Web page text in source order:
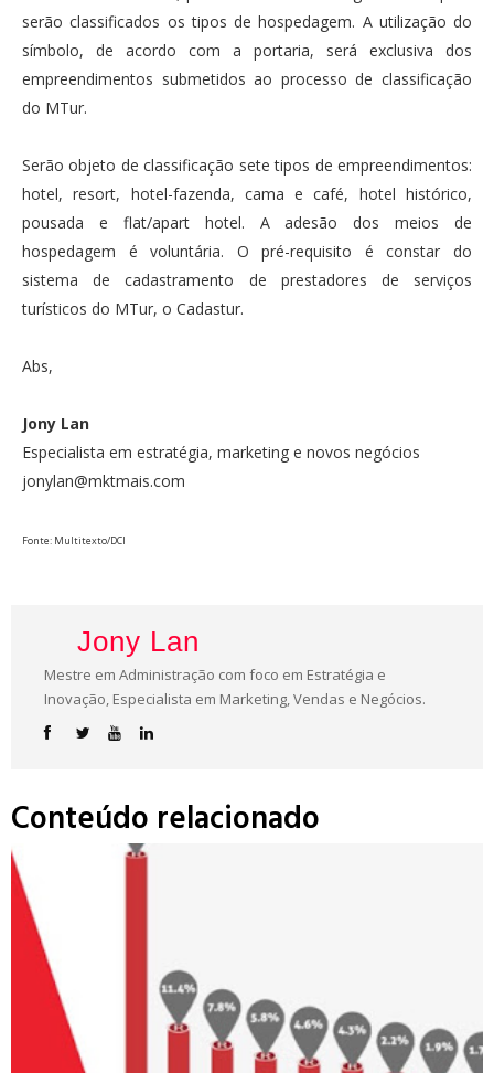
serão classificados os tipos de hospedagem. A utilização do
símbolo, de acordo com a portaria, será exclusiva dos
empreendimentos submetidos ao processo de classificação
do MTur.
Serão objeto de classificação sete tipos de empreendimentos:
hotel, resort, hotel-fazenda, cama e café, hotel histórico,
pousada e flat/apart hotel. A adesão dos meios de
hospedagem é voluntária. O pré-requisito é constar do
sistema de cadastramento de prestadores de serviços
turísticos do MTur, o Cadastur.
Abs,
Jony Lan
Especialista em estratégia, marketing e novos negócios
jonylan@mktmais.com
Fonte: Multitexto/DCI
Jony Lan
Mestre em Administração com foco em Estratégia e
Inovação, Especialista em Marketing, Vendas e Negócios.
Conteúdo relacionado